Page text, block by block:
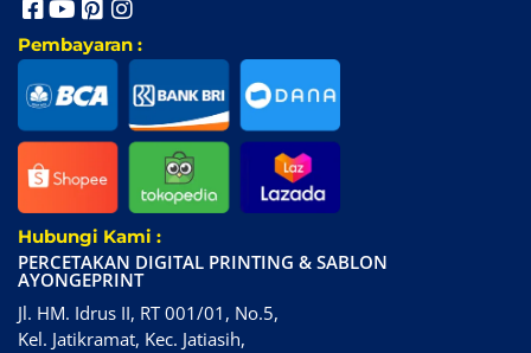
Pembayaran :
Hubungi Kami :
PERCETAKAN DIGITAL PRINTING & SABLON
AYONGEPRINT
Jl. HM. Idrus II, RT 001/01, No.5,
Kel. Jatikramat, Kec. Jatiasih,